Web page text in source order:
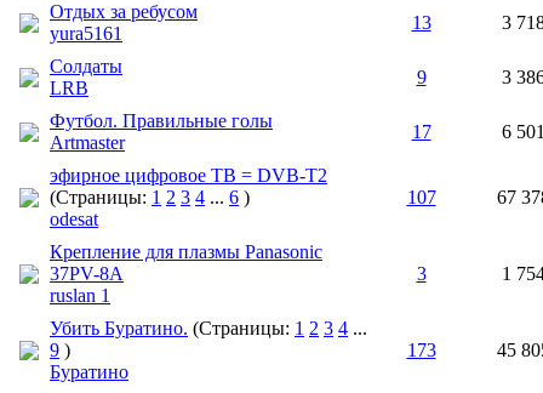
Отдых за ребусом
yura5161
13 3
Солдаты
LRB
9 3
Футбол. Правильные голы
Artmaster
17 6
эфирное цифровое ТВ = DVB-T2
(Страницы: 1 2 3 4 ... 6 )
odesat
107 67
Крепление для плазмы Panasonic
37PV-8A
ruslan 1
3 1
Убить Буратино. (Страницы: 1 2 3 4 ...
9 )
Буратино
173 45